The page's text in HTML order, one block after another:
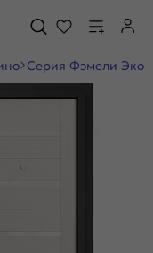
Серия Фэмели Эко